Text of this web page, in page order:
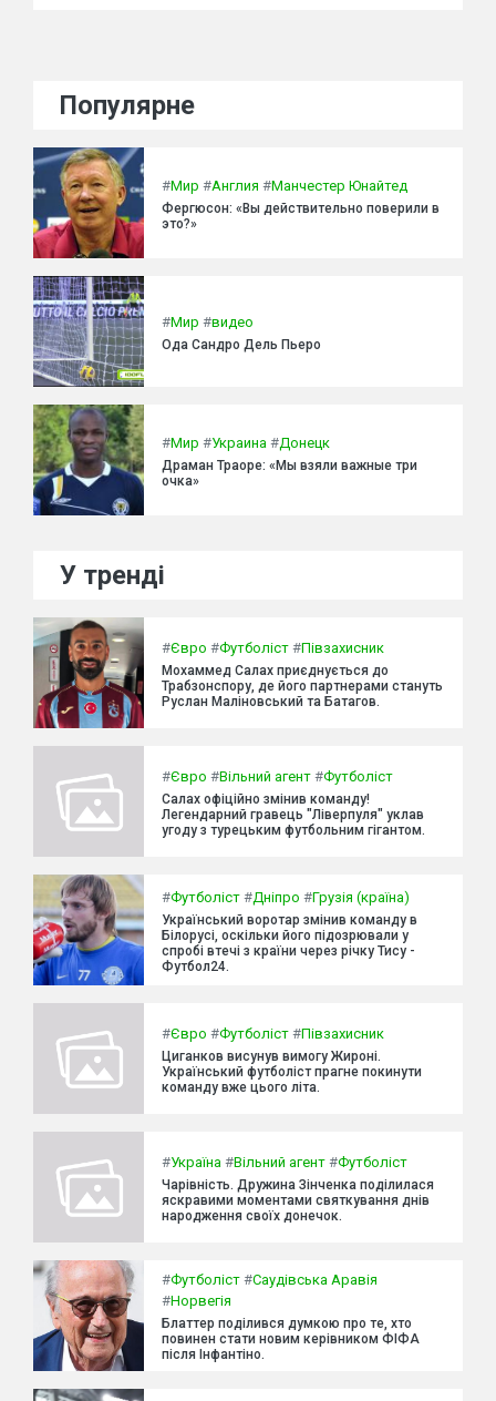
Популярне
#Мир #Англия #Манчестер Юнайтед
Фергюсон: «Вы действительно поверили в
это?»
#Мир #видео
Ода Сандро Дель Пьеро
#Мир #Украина #Донецк
Драман Траоре: «Мы взяли важные три
очка»
У тренді
#Євро #Футболіст #Півзахисник
Мохаммед Салах приєднується до
Трабзонспору, де його партнерами стануть
Руслан Маліновський та Батагов.
#Євро #Вільний агент #Футболіст
Салах офіційно змінив команду!
Легендарний гравець "Ліверпуля" уклав
угоду з турецьким футбольним гігантом.
#Футболіст #Дніпро #Грузія (країна)
Український воротар змінив команду в
Білорусі, оскільки його підозрювали у
спробі втечі з країни через річку Тису -
Футбол24.
#Євро #Футболіст #Півзахисник
Циганков висунув вимогу Жироні.
Український футболіст прагне покинути
команду вже цього літа.
#Україна #Вільний агент #Футболіст
Чарівність. Дружина Зінченка поділилася
яскравими моментами святкування днів
народження своїх донечок.
#Футболіст #Саудівська Аравія
#Норвегія
Блаттер поділився думкою про те, хто
повинен стати новим керівником ФІФА
після Інфантіно.